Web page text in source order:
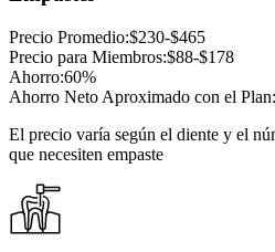
Precio Promedio:$230-$465
Precio para Miembros:$88-$178
Ahorro:60%
Ahorro Neto Aproximado con el Plan:
El precio varía según el diente y el
que necesiten empaste